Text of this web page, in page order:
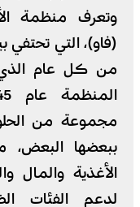
وتعرف منظمة
من كل عام الذي
مجموعة من
ببعضها البعض،
الأغذية
لدعم الفئات